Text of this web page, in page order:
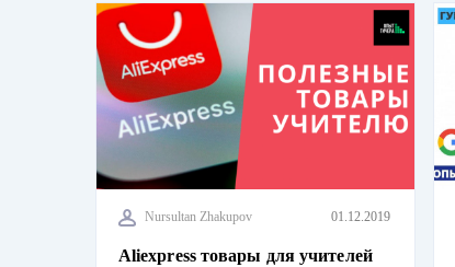
Nursultan Zhakupov 01.12.2019
Aliexpress товары для учителей